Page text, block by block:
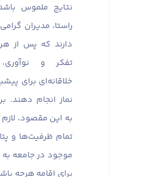
نتایج ملموس
راستا، مدیران
دارند که پس از
تفکر و نوآوری،
خلاقانه‌ای برای
نماز انجام دهند.
به این مقصود،
تمام ظرفیت‌ها و
موجود در جامعه
برای اقامه هرچه